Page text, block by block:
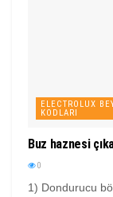
ELECTROLUX
KODLARI
Buz haznesi
0
1) Dondurucu